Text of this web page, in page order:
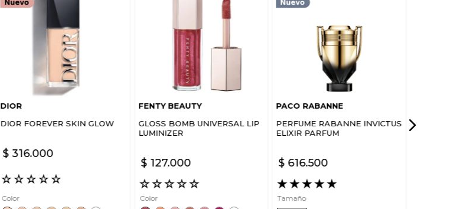
DIOR
DIOR FOREVER SKIN GLOW
$ 316.000
☆☆☆☆☆
Color
FENTY BEAUTY
GLOSS BOMB UNIVERSAL LIP
LUMINIZER
$ 127.000
☆☆☆☆☆
Color
PACO RABANNE
PERFUME RABANNE INVICTUS
ELIXIR PARFUM
$ 616.500
★★★★★
Tamaño